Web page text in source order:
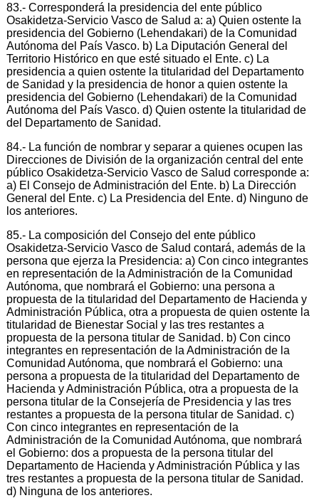
83.- Corresponderá la presidencia del ente público
Osakidetza-Servicio Vasco de Salud a: a) Quien ostente la
presidencia del Gobierno (Lehendakari) de la Comunidad
Autónoma del País Vasco. b) La Diputación General del
Territorio Histórico en que esté situado el Ente. c) La
presidencia a quien ostente la titularidad del Departamento
de Sanidad y la presidencia de honor a quien ostente la
presidencia del Gobierno (Lehendakari) de la Comunidad
Autónoma del País Vasco. d) Quien ostente la titularidad de
del Departamento de Sanidad.
84.- La función de nombrar y separar a quienes ocupen las
Direcciones de División de la organización central del ente
público Osakidetza-Servicio Vasco de Salud corresponde a:
a) El Consejo de Administración del Ente. b) La Dirección
General del Ente. c) La Presidencia del Ente. d) Ninguno de
los anteriores.
85.- La composición del Consejo del ente público
Osakidetza-Servicio Vasco de Salud contará, además de la
persona que ejerza la Presidencia: a) Con cinco integrantes
en representación de la Administración de la Comunidad
Autónoma, que nombrará el Gobierno: una persona a
propuesta de la titularidad del Departamento de Hacienda y
Administración Pública, otra a propuesta de quien ostente la
titularidad de Bienestar Social y las tres restantes a
propuesta de la persona titular de Sanidad. b) Con cinco
integrantes en representación de la Administración de la
Comunidad Autónoma, que nombrará el Gobierno: una
persona a propuesta de la titularidad del Departamento de
Hacienda y Administración Pública, otra a propuesta de la
persona titular de la Consejería de Presidencia y las tres
restantes a propuesta de la persona titular de Sanidad. c)
Con cinco integrantes en representación de la
Administración de la Comunidad Autónoma, que nombrará
el Gobierno: dos a propuesta de la persona titular del
Departamento de Hacienda y Administración Pública y las
tres restantes a propuesta de la persona titular de Sanidad.
d) Ninguna de los anteriores.